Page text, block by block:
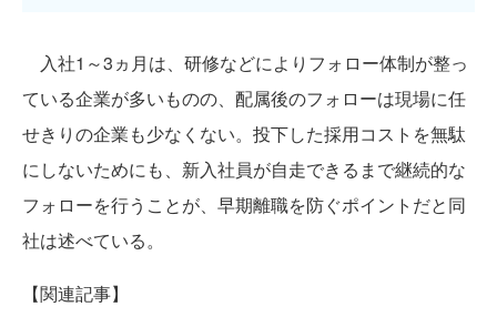
入社1～3ヵ月は、研修などによりフォロー体制が整っ
ている企業が多いものの、配属後のフォローは現場に任
せきりの企業も少なくない。投下した採用コストを無駄
にしないためにも、新入社員が自走できるまで継続的な
フォローを行うことが、早期離職を防ぐポイントだと同
社は述べている。
【関連記事】